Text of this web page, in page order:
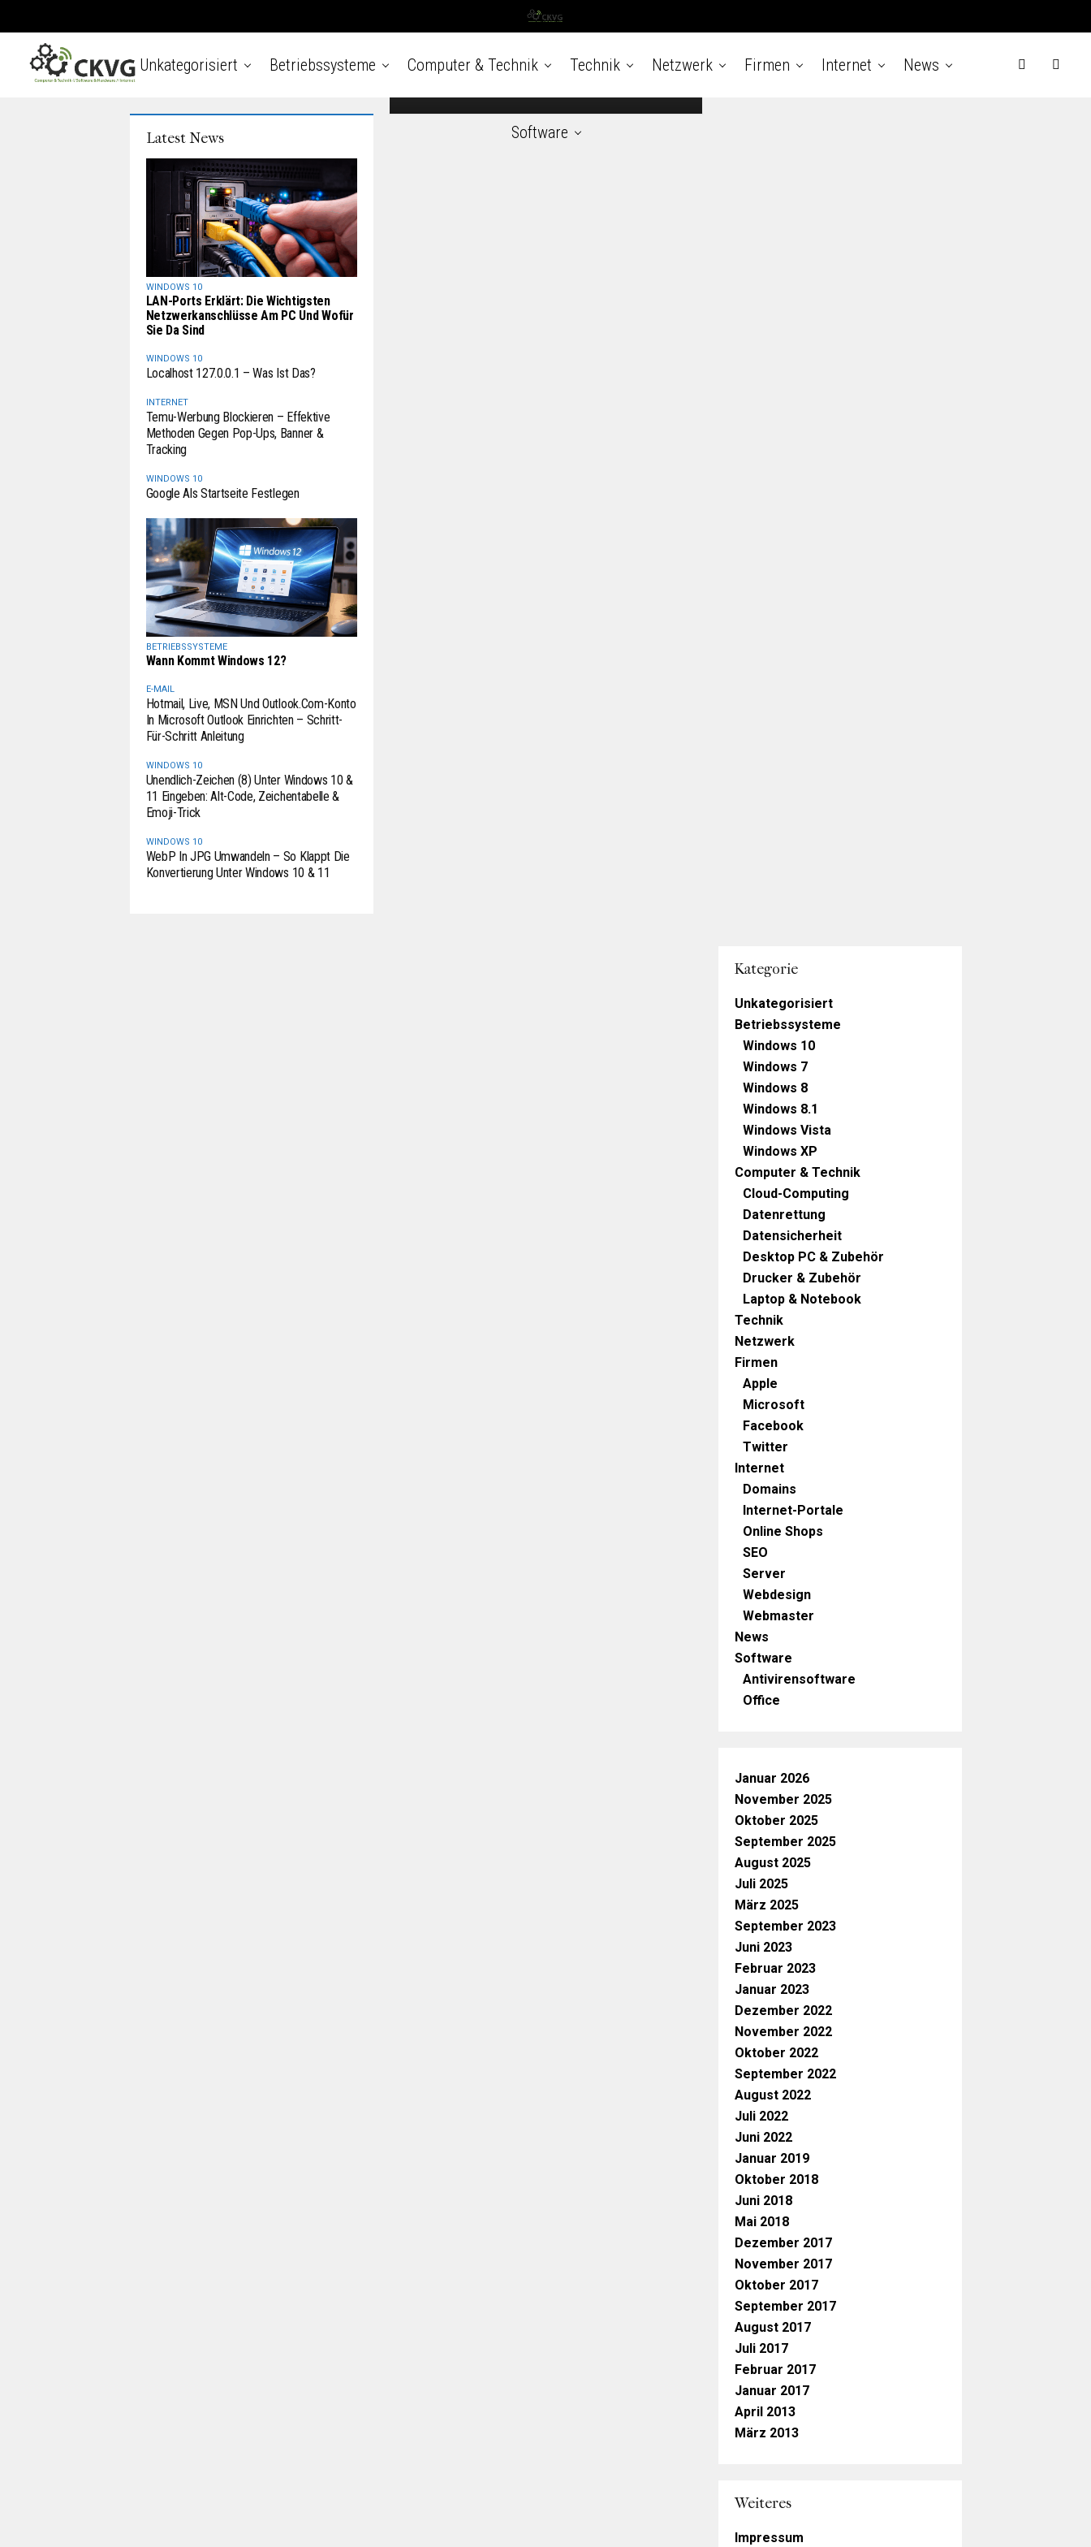
Unkategorisiert Betriebssysteme Computer & Technik Technik Netzwerk Firmen Internet News
Software
dirHier weiter zum ArtikelHaiyan,Zhang
Latest News
WINDOWS 10
LAN-Ports Erklärt: Die Wichtigsten
Netzwerkanschlüsse Am PC Und Wofür
Sie Da Sind
WINDOWS 10
Localhost 127.0.0.1 – Was Ist Das?
INTERNET
Temu-Werbung Blockieren – Effektive
Methoden Gegen Pop-Ups, Banner &
Tracking
WINDOWS 10
Google Als Startseite Festlegen
BETRIEBSSYSTEME
Wann Kommt Windows 12?
E-MAIL
Hotmail, Live, MSN Und Outlook.com-Konto
In Microsoft Outlook Einrichten – Schritt-
Für-Schritt Anleitung
WINDOWS 10
Unendlich-Zeichen (8) Unter Windows 10 &
11 Eingeben: Alt-Code, Zeichentabelle &
Emoji-Trick
WINDOWS 10
WebP In JPG Umwandeln – So Klappt Die
Konvertierung Unter Windows 10 & 11
Kategorie
Unkategorisiert
Betriebssysteme
Windows 10
Windows 7
Windows 8
Windows 8.1
Windows Vista
Windows XP
Computer & Technik
Cloud-Computing
Datenrettung
Datensicherheit
Desktop PC & Zubehör
Drucker & Zubehör
Laptop & Notebook
Technik
Netzwerk
Firmen
Apple
Microsoft
Facebook
Twitter
Internet
Domains
Internet-Portale
Online Shops
SEO
Server
Webdesign
Webmaster
News
Software
Antivirensoftware
Office
Januar 2026
November 2025
Oktober 2025
September 2025
August 2025
Juli 2025
März 2025
September 2023
Juni 2023
Februar 2023
Januar 2023
Dezember 2022
November 2022
Oktober 2022
September 2022
August 2022
Juli 2022
Juni 2022
Januar 2019
Oktober 2018
Juni 2018
Mai 2018
Dezember 2017
November 2017
Oktober 2017
September 2017
August 2017
Juli 2017
Februar 2017
Januar 2017
April 2013
März 2013
Weiteres
Impressum